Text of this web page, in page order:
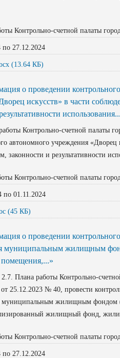
Контрольно-счетной палаты
по 27.12.2024
(13.64 КБ)
о проведении
искусств» в части
Контрольно-счетной палаты
автономного учреждения
и результативности
Контрольно-счетной палаты
по 01.11.2024
(45 КБ)
о проведении
муниципальным жилищным
Плана работы Контрольно-
25.12.2023 № 40, провести
муниципальным жилищным фондом
жилищный фонд,
Контрольно-счетной палаты
по 27.12.2024